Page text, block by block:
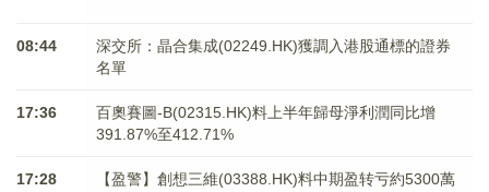
08:44
深交所：晶合集成(02249.HK)獲調入港股通標的證券
名單
17:36
百奧賽圖-B(02315.HK)料上半年歸母淨利潤同比增
391.87%至412.71%
17:28
【盈警】創想三維(03388.HK)料中期盈转亏約5300萬